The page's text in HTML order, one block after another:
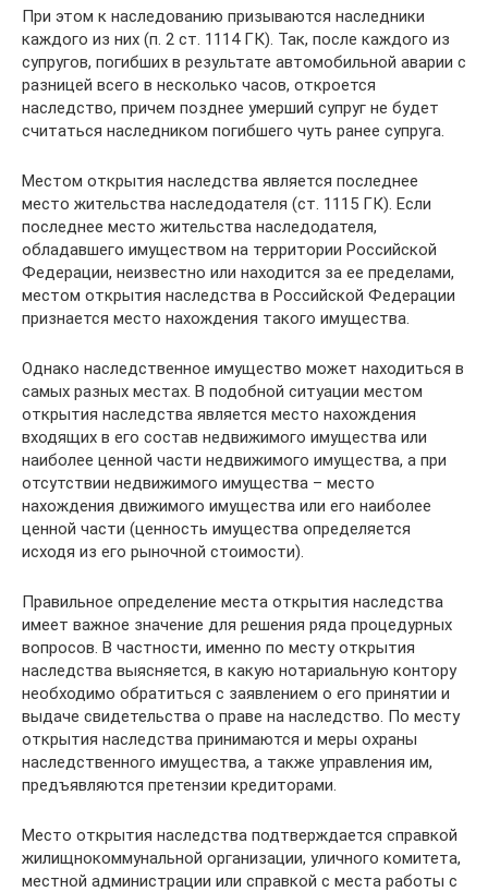
При этом к наследованию призываются наследники
каждого из них (п. 2 ст. 1114 ГК). Так, после каждого из
супругов, погибших в результате автомобильной аварии с
разницей всего в несколько часов, откроется
наследство, причем позднее умерший супруг не будет
считаться наследником погибшего чуть ранее супруга.
Местом открытия наследства является последнее
место жительства наследодателя (ст. 1115 ГК). Если
последнее место жительства наследодателя,
обладавшего имуществом на территории Российской
Федерации, неизвестно или находится за ее пределами,
местом открытия наследства в Российской Федерации
признается место нахождения такого имущества.
Однако наследственное имущество может находиться в
самых разных местах. В подобной ситуации местом
открытия наследства является место нахождения
входящих в его состав недвижимого имущества или
наиболее ценной части недвижимого имущества, а при
отсутствии недвижимого имущества – место
нахождения движимого имущества или его наиболее
ценной части (ценность имущества определяется
исходя из его рыночной стоимости).
Правильное определение места открытия наследства
имеет важное значение для решения ряда процедурных
вопросов. В частности, именно по месту открытия
наследства выясняется, в какую нотариальную контору
необходимо обратиться с заявлением о его принятии и
выдаче свидетельства о праве на наследство. По месту
открытия наследства принимаются и меры охраны
наследственного имущества, а также управления им,
предъявляются претензии кредиторами.
Место открытия наследства подтверждается справкой
жилищнокоммунальной организации, уличного комитета,
местной администрации или справкой с места работы с